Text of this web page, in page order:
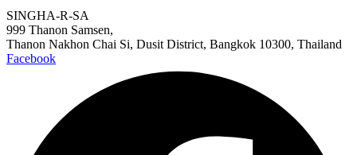
SINGHA-R-SA
999 Thanon Samsen,
Thanon Nakhon Chai Si, Dusit District, Bangkok 10300, Thailand
Facebook